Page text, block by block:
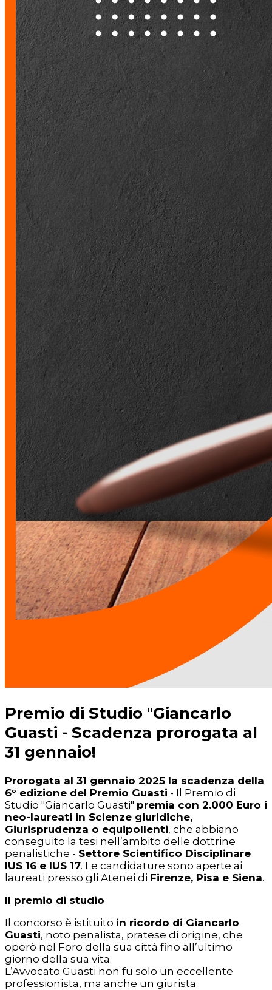
Premio di Studio "Giancarlo
Guasti - Scadenza prorogata al
31 gennaio!
Prorogata al 31 gennaio 2025 la scadenza della
6° edizione del Premio Guasti - Il Premio di
Studio "Giancarlo Guasti" premia con 2.000 Euro i
neo-laureati in Scienze giuridiche,
Giurisprudenza o equipollenti, che abbiano
conseguito la tesi nell’ambito delle dottrine
penalistiche - Settore Scientifico Disciplinare
IUS 16 e IUS 17. Le candidature sono aperte ai
laureati presso gli Atenei di Firenze, Pisa e Siena.
Il premio di studio
Il concorso è istituito in ricordo di Giancarlo
Guasti, noto penalista, pratese di origine, che
operò nel Foro della sua città fino all’ultimo
giorno della sua vita.
L’Avvocato Guasti non fu solo un eccellente
professionista, ma anche un giurista